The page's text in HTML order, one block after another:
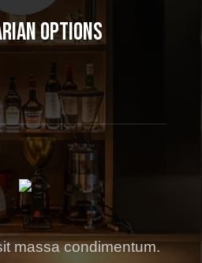
Options
massa condimentum.